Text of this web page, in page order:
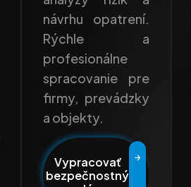
návrhu opatrení.
Rýchle a
profesionálne
spracovanie pre
firmy, prevádzky
a objekty.
Vypracovať
bezpečnostný